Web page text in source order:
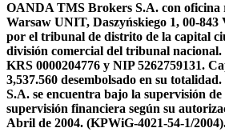
OANDA TMS Brokers S.A. con oficina
Warsaw UNIT, Daszyńskiego 1, 00-843
por el tribunal de distrito de la capital
división comercial del tribunal nacional.
KRS 0000204776 y NIP 5262759131.
3,537.560 desembolsado en su
S.A. se encuentra bajo la supervisión
supervisión financiera según su
Abril de 2004. (KPWiG-4021-54-1/